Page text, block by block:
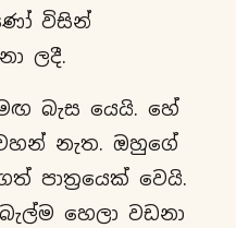
විසින්
ලදී.
බැස යෙයි. හේ
නැත. ඔහුගේ
පාත්‍රයෙක් වෙයි.
හෙලා වඩනා